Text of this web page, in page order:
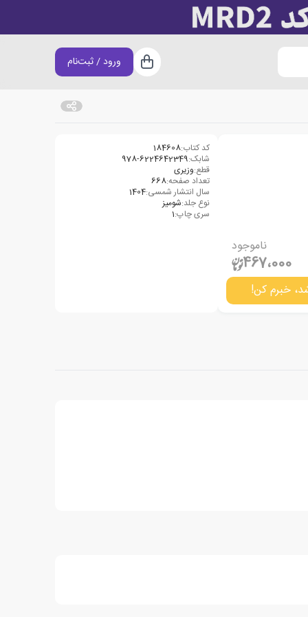
سبد خرید
ورود / ثبت‌نام
ناموجود
467،000
خبرم کن!
کد کتاب:184608
شابک:978-6224642349
قطع:وزیری
تعداد صفحه:668
سال انتشار شمسی:1404
نوع جلد:شومیز
سری چاپ:1